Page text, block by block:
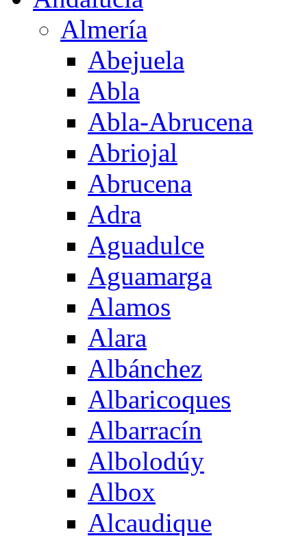
Almería
Abejuela
Abla
Abla-Abrucena
Abriojal
Abrucena
Adra
Aguadulce
Aguamarga
Alamos
Alara
Albánchez
Albaricoques
Albarracín
Albolodúy
Albox
Alcaudique